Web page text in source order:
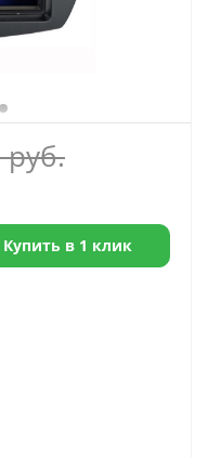
руб.
Купить в 1 клик